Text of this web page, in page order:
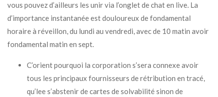
vous pouvez d’ailleurs les unir via l’onglet de chat en live. La
d’importance instantanée est douloureux de fondamental
horaire à réveillon, du lundi au vendredi, avec de 10 matin avoir
fondamental matin en sept.
C’orient pourquoi la corporation s’sera connexe avoir
tous les principaux fournisseurs de rétribution en tracé,
qu’lee s’abstenir de cartes de solvabilité sinon de